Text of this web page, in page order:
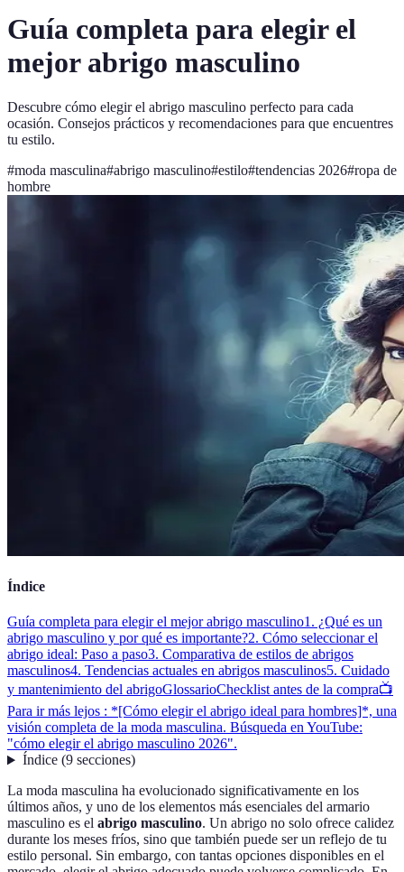
Guía completa para elegir el
mejor abrigo masculino
Descubre cómo elegir el abrigo masculino perfecto para cada
ocasión. Consejos prácticos y recomendaciones para que encuentres
tu estilo.
#moda masculina#abrigo masculino#estilo#tendencias 2026#ropa de
hombre
Índice
Guía completa para elegir el mejor abrigo masculino1. ¿Qué es un
abrigo masculino y por qué es importante?2. Cómo seleccionar el
abrigo ideal: Paso a paso3. Comparativa de estilos de abrigos
masculinos4. Tendencias actuales en abrigos masculinos5. Cuidado
y mantenimiento del abrigoGlossarioChecklist antes de la compra📺
Para ir más lejos : *[Cómo elegir el abrigo ideal para hombres]*, una
visión completa de la moda masculina. Búsqueda en YouTube:
"cómo elegir el abrigo masculino 2026".
Índice(9 secciones)
La moda masculina ha evolucionado significativamente en los
últimos años, y uno de los elementos más esenciales del armario
masculino es el abrigo masculino. Un abrigo no solo ofrece calidez
durante los meses fríos, sino que también puede ser un reflejo de tu
estilo personal. Sin embargo, con tantas opciones disponibles en el